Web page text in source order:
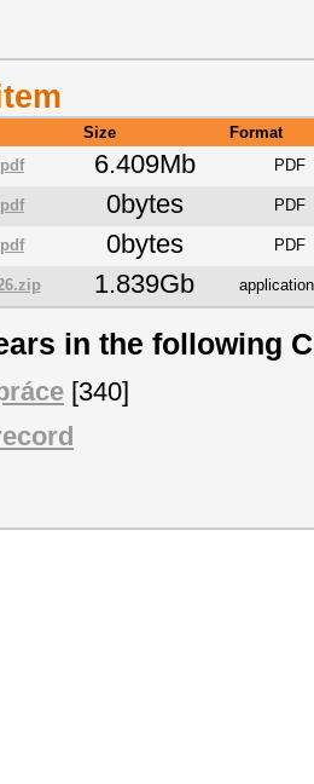
Size
Format
6.409Mb PDF
0bytes PDF
0bytes PDF
1.839Gb
in the following
[340]